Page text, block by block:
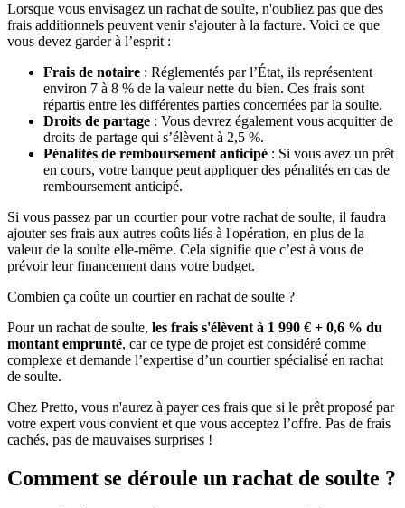
Lorsque vous envisagez un rachat de soulte, n'oubliez pas que des
frais additionnels peuvent venir s'ajouter à la facture. Voici ce que
vous devez garder à l’esprit :
Frais de notaire : Réglementés par l’État, ils représentent
environ 7 à 8 % de la valeur nette du bien. Ces frais sont
répartis entre les différentes parties concernées par la soulte.
Droits de partage : Vous devrez également vous acquitter de
droits de partage qui s’élèvent à 2,5 %.
Pénalités de remboursement anticipé : Si vous avez un prêt
en cours, votre banque peut appliquer des pénalités en cas de
remboursement anticipé.
Si vous passez par un courtier pour votre rachat de soulte, il faudra
ajouter ses frais aux autres coûts liés à l'opération, en plus de la
valeur de la soulte elle-même. Cela signifie que c’est à vous de
prévoir leur financement dans votre budget.
Combien ça coûte un courtier en rachat de soulte ?
Pour un rachat de soulte, les frais s'élèvent à 1 990 € + 0,6 % du
montant emprunté, car ce type de projet est considéré comme
complexe et demande l’expertise d’un courtier spécialisé en rachat
de soulte.
Chez Pretto, vous n'aurez à payer ces frais que si le prêt proposé par
votre expert vous convient et que vous acceptez l’offre. Pas de frais
cachés, pas de mauvaises surprises !
Comment se déroule un rachat de soulte ?